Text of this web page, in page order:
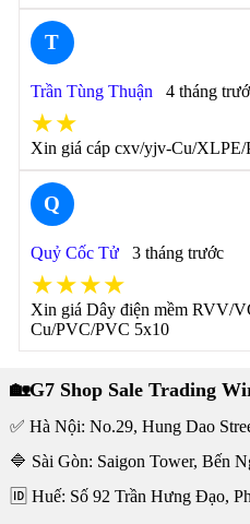
T
Trần Tùng Thuận 4 tháng
★★
Xin giá cáp cxv/yjv-Cu/XLPE/
Q
Quỷ Cốc Tử 3 tháng trước
★★★★
Xin giá Dây điện mềm RVV/
Cu/PVC/PVC 5x10
🏡G7 Shop Sale Trading
✅ Hà Nội: No.29, Hung Dao
🔷 Sài Gòn: Saigon Tower, Bến
🆔 Huế: Số 92 Trần Hưng Đạo,